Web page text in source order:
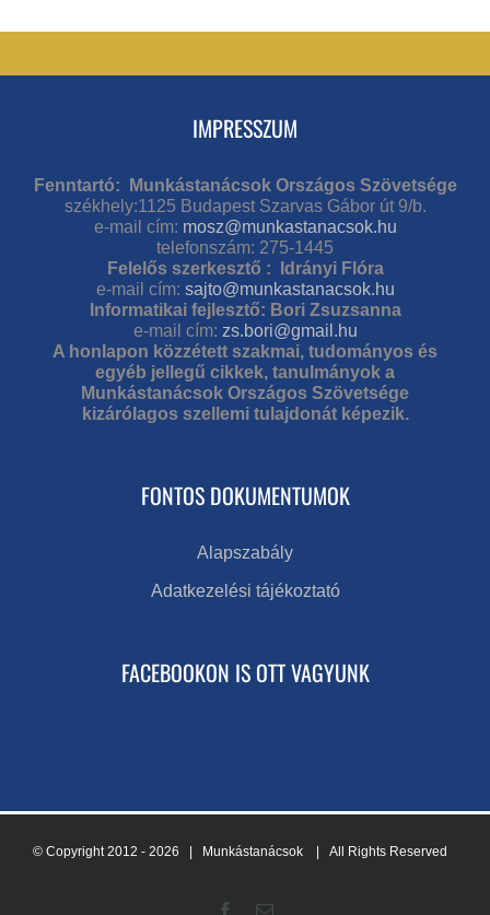
IMPRESSZUM
Fenntartó: Munkástanácsok Országos Szövetsége
székhely:1125 Budapest Szarvas Gábor út 9/b.
e-mail cím: mosz@munkastanacsok.hu
telefonszám: 275-1445
Felelős szerkesztő : Idrányi Flóra
e-mail cím: sajto@munkastanacsok.hu
Informatikai fejlesztő: Bori Zsuzsanna
e-mail cím: zs.bori@gmail.hu
A honlapon közzétett szakmai, tudományos és
egyéb jellegű cikkek, tanulmányok a
Munkástanácsok Országos Szövetsége
kizárólagos szellemi tulajdonát képezik.
FONTOS DOKUMENTUMOK
Alapszabály
Adatkezelési tájékoztató
FACEBOOKON IS OTT VAGYUNK
© Copyright 2012 - 2026 | Munkástanácsok | All Rights Reserved
Facebook
Email